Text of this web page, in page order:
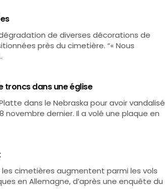
de diverses décorations de
près du cimetière. “« Nous
troncs dans une église
dans le Nebraska pour avoir vandalisé
dernier. Il a volé une plaque en
les cimetières augmentent parmi les vols
en Allemagne, d’après une enquête du